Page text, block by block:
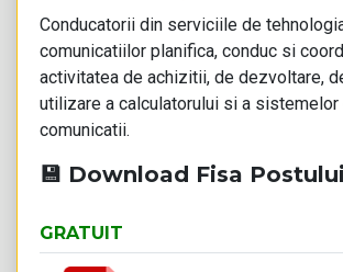
Conducatorii din serviciile de
comunicatiilor planifica, conduc si
activitatea de achizitii, de dezvoltare,
utilizare a calculatorului si a sistemelor
comunicatii.
💾 Download Fisa Postului
GRATUIT